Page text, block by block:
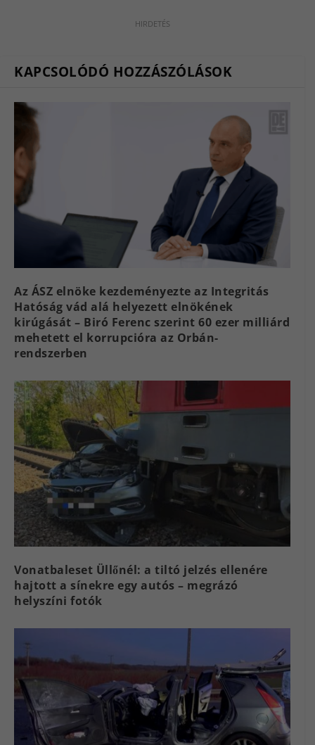
KAPCSOLÓDÓ HOZZÁSZÓLÁSOK
Az ÁSZ elnöke kezdeményezte az Integritás
Hatóság vád alá helyezett elnökének
kirúgását – Biró Ferenc szerint 60 ezer milliárd
mehetett el korrupcióra az Orbán-
rendszerben
Vonatbaleset Üllőnél: a tiltó jelzés ellenére
hajtott a sínekre egy autós – megrázó
helyszíni fotók